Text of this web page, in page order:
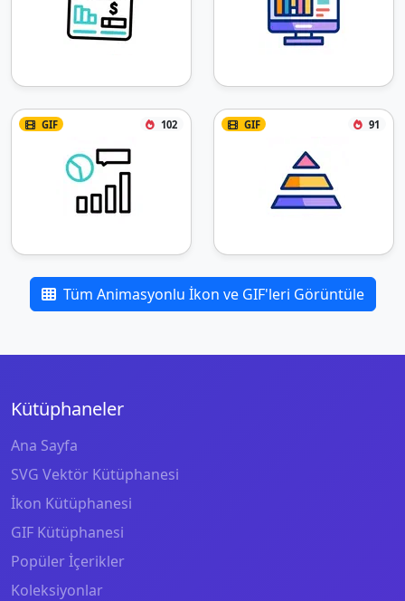
GIF 102 GIF 91
Tüm Animasyonlu İkon ve GIF'leri Görüntüle
Kütüphaneler
Ana Sayfa
SVG Vektör Kütüphanesi
İkon Kütüphanesi
GIF Kütüphanesi
Popüler İçerikler
Koleksiyonlar